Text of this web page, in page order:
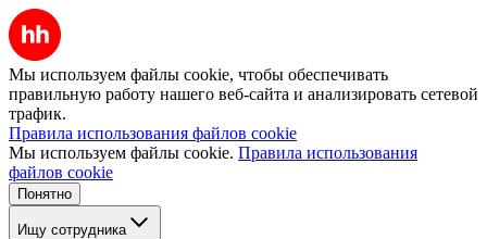
Мы используем файлы cookie, чтобы обеспечивать
правильную работу нашего веб-сайта и анализировать сетевой
трафик.
Правила использования файлов cookie
Мы используем файлы cookie. Правила использования
файлов cookie
Понятно
Ищу сотрудника